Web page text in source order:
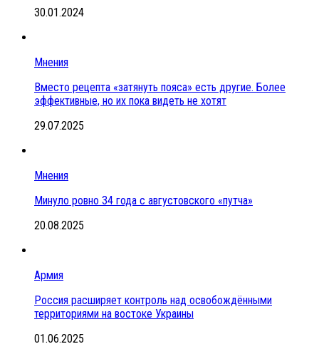
30.01.2024
Мнения
Вместо рецепта «затянуть пояса» есть другие. Более
эффективные, но их пока видеть не хотят
29.07.2025
Мнения
Минуло ровно 34 года с августовского «путча»
20.08.2025
Армия
Россия расширяет контроль над освобождёнными
территориями на востоке Украины
01.06.2025